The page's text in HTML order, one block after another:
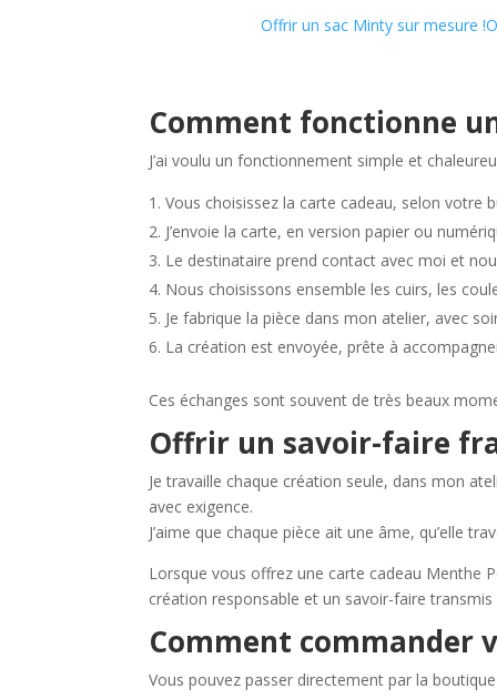
Offrir un sac Minty sur mesure !
Comment fonctionne
J’ai voulu un fonctionnement simple et
Vous choisissez la carte cadeau, selon votre
J’envoie la carte, en version papier ou
Le destinataire prend contact avec moi et
Nous choisissons ensemble les cuirs, les
Je fabrique la pièce dans mon atelier, avec
La création est envoyée, prête à
Ces échanges sont souvent de très beaux
Offrir un savoir-faire
Je travaille chaque création seule, dans mon
avec exigence.
J’aime que chaque pièce ait une âme, qu’elle
Lorsque vous offrez une carte cadeau Menthe
création responsable et un savoir-faire
Comment commander
Vous pouvez passer directement par la